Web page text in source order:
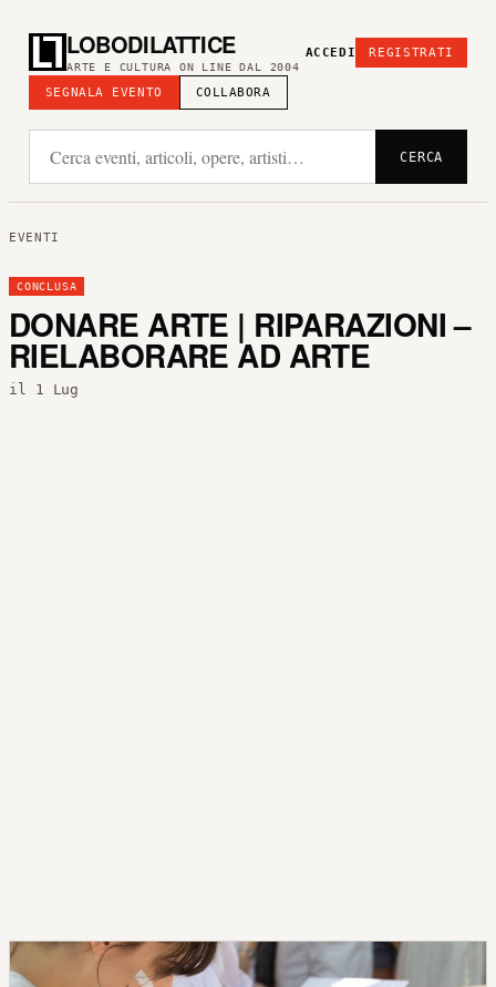
LOBODILATTICE
ARTE E CULTURA ON LINE DAL 2004
SEGNALA EVENTO COLLABORA
ACCEDI REGISTRATI
CERCA
EVENTI
CONCLUSA
DONARE ARTE | RIPARAZIONI –
RIELABORARE AD ARTE
il 1 Lug